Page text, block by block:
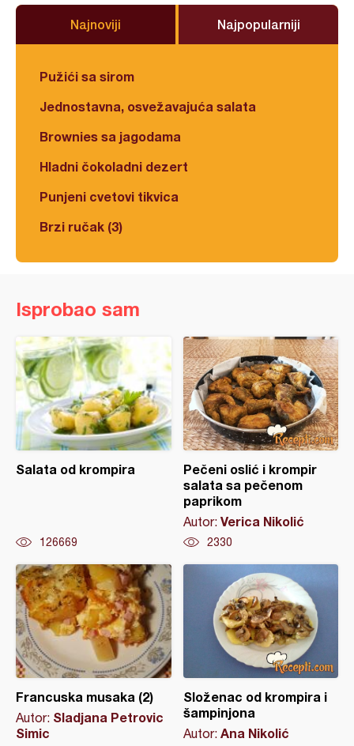
Najnoviji Najpopularniji
Pužići sa sirom
Jednostavna, osvežavajuća salata
Brownies sa jagodama
Hladni čokoladni dezert
Punjeni cvetovi tikvica
Brzi ručak (3)
Isprobao sam
Salata od krompira
126669
Pečeni oslić i krompir
salata sa pečenom
paprikom
Autor: Verica Nikolić
2330
Francuska musaka (2)
Autor: Sladjana Petrovic
Simic
Složenac od krompira i
šampinjona
Autor: Ana Nikolić